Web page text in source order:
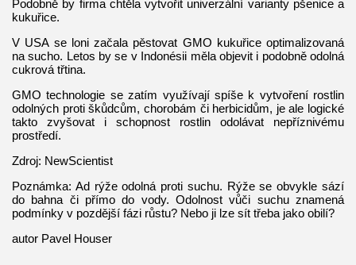
Podobně by firma chtěla vytvořit univerzální varianty pšenice a
kukuřice.
V USA se loni začala pěstovat GMO kukuřice optimalizovaná
na sucho. Letos by se v Indonésii měla objevit i podobně odolná
cukrová třtina.
GMO technologie se zatím využívají spíše k vytvoření rostlin
odolných proti škůdcům, chorobám či herbicidům, je ale logické
takto zvyšovat i schopnost rostlin odolávat nepříznivému
prostředí.
Zdroj: NewScientist
Poznámka: Ad rýže odolná proti suchu. Rýže se obvykle sází
do bahna či přímo do vody. Odolnost vůči suchu znamená
podmínky v pozdější fázi růstu? Nebo ji lze sít třeba jako obilí?
autor Pavel Houser